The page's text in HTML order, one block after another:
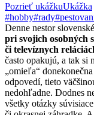
Pozrieť ukážkuUkážka
#hobby#rady
Denne nestor
pri svojich osobných
či televíznych
často opakujú, a tak si
„omieľa“
odpovedí, tieto
nedohľadne. Dodnes
všetky otázky